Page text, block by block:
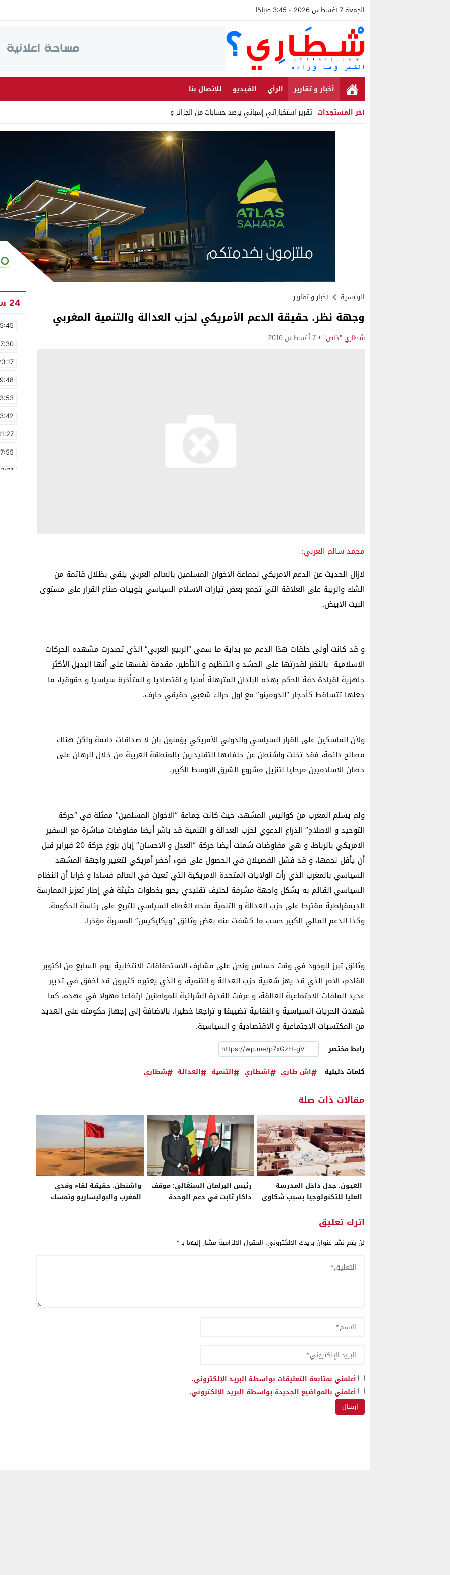
الجمعة 7 أغسطس 2026 - 3:45 صباحًا
أخبار و تقارير الرأي الفيديو
للإتصال بنا
أخر المستجدات تقرير استخباراتي إسباني يرصد حسابات من الجزائر وأرقاما بـ”_
Stop
الرئيسية أخبار و تقارير
وجهة نظر. حقيقة الدعم الأمريكي لحزب العدالة والتنمية المغربي
شطاري "خاص" 7 أغسطس 2016
محمد سالم العربي:
لازال الحديث عن الدعم الامريكي لجماعة الاخوان المسلمين بالعالم العربي يلقي بظلال قاتمة من
الشك والريبة على العلاقة التي تجمع بعض تيارات الاسلام السياسي بلوبيات صناع القرار على مستوى
البيت الابيض.
و قد كانت أولى حلقات هذا الدعم مع بداية ما سمي “الربيع العربي” الذي تصدرت مشهده الحركات
الاسلامية بالنظر لقدرتها على الحشد و التنظيم و التأطير، مقدمة نفسها على أنها البديل الأكثر
جاهزية لقيادة دفة الحكم بهذه البلدان المترهلة أمنيا و اقتصاديا و المتأخرة سياسيا و حقوقيا، ما
جعلها تتساقط كأحجار “الدومينو” مع أول حراك شعبي حقيقي جارف.
ولأن الماسكين على القرار السياسي والدولي الأمريكي يؤمنون بأن لا صداقات دائمة ولكن هناك
مصالح دائمة، فقد تخلت واشنطن عن حلفائها التقليديين بالمنطقة العربية من خلال الرهان على
حصان الاسلاميين مرحليا لتنزيل مشروع الشرق الأوسط الكبير.
ولم يسلم المغرب من كواليس المشهد، حيث كانت جماعة “الاخوان المسلمين” ممثلة في “حركة
التوحيد و الاصلاح” الذراع الدعوي لحزب العدالة و التنمية قد باشر أيضا مفاوضات مباشرة مع السفير
الامريكي بالرباط، و هي مفاوضات شملت أيضا حركة “العدل و الاحسان” إبان بزوغ حركة 20 فبراير قبل
أن يأفل نجمها، و قد فشل الفصيلان في الحصول على ضوء أخضر أمريكي لتغيير واجهة المشهد
السياسي بالمغرب الذي رأت الولايات المتحدة الامريكية التي تعيث في العالم فسادا و خرابا أن النظام
السياسي القائم به يشكل واجهة مشرفة لحليف تقليدي يحبو بخطوات حثيثة في إطار تعزيز الممارسة
الديمقراطية مقترحا على حزب العدالة و التنمية منحه الغطاء السياسي للتربع على رئاسة الحكومة،
وكذا الدعم المالي الكبير حسب ما كشفت عنه بعض وثائق “ويكليكيس” المسربة مؤخرا.
وثائق تبرز للوجود في وقت حساس ونحن على مشارف الاستحقاقات الانتخابية يوم السابع من أكتوبر
القادم، الأمر الذي قد يهز شعبية حزب العدالة و التنمية، و الذي يعتبره كثيرون قد أخفق في تدبير
عديد الملفات الاجتماعية العالقة، و عرفت القدرة الشرائية للمواطنين ارتفاعا مهولا في عهده، كما
شهدت الحريات السياسية و النقابية تضييقا و تراجعا خطيرا، بالاضافة إلى إجهاز حكومته على العديد
من المكتسبات الاجتماعية و الاقتصادية و السياسية.
رابط مختصر
كلمات دليلية
اش طاري اشطاري التنمية العدالة شطاري
مقالات ذات صلة
العيون. جدل داخل المدرسة
العليا للتكنولوجيا بسبب شكاوى
ما بعد التخرج
رئيس البرلمان السنغالي: موقف
داكار ثابت في دعم الوحدة
واشنطن. حقيقة لقاء وفدي
المغرب والبوليساريو وتمسك
اترك تعليق
لن يتم نشر عنوان بريدك الإلكتروني. الحقول الإلزامية مشار إليها بـ*
أعلمني بمتابعة التعليقات بواسطة البريد الإلكتروني.
أعلمني بالمواضيع الجديدة بواسطة البريد الإلكتروني.
24 ساعة